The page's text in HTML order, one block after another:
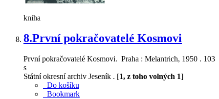
kniha
8.První pokračovatelé Kosmovi
První pokračovatelé Kosmovi. Praha : Melantrich, 1950 . 103
s
Státní okresní archiv Jeseník . [1, z toho volných 1]
Do košíku
Bookmark